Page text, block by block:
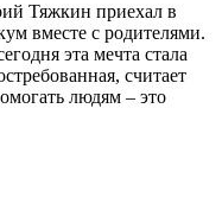
Тяжкин приехал в
вместе с родителями.
эта мечта стала
считает
людям – это